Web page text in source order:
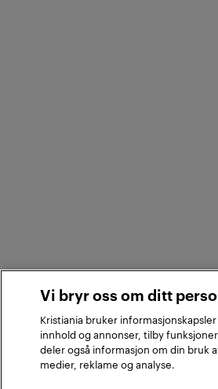
Vi bryr oss om ditt
Kristiania bruker
innhold og annonser, tilby
deler også informasjon om din bruk
medier, reklame og analyse.